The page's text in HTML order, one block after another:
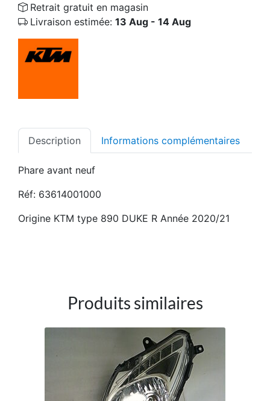
Retrait gratuit en magasin
Livraison estimée: 13 Aug - 14 Aug
Description Informations complémentaires
Phare avant neuf
Réf: 63614001000
Origine KTM type 890 DUKE R Année 2020/21
Produits similaires